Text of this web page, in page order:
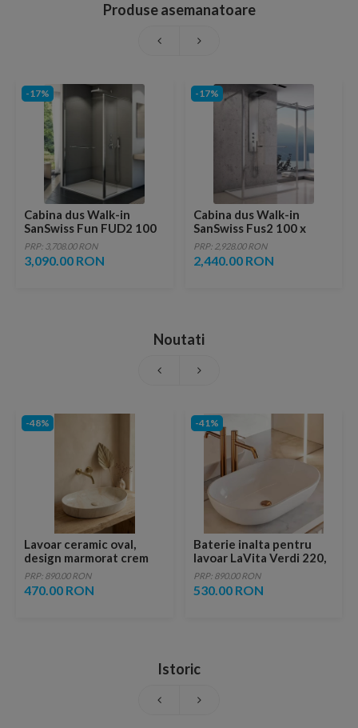
Produse asemanatoare
-17%
Cabina dus Walk-in
SanSwiss Fun FUD2 100
x 40 x H200 cm sticla
Durlux
PRP: 3,708.00 RON
3,090.00 RON
-17%
Cabina dus Walk-in
SanSwiss Fus2 100 x
H200 cm sticla
securizata
PRP: 2,928.00 RON
2,440.00 RON
Noutati
-48%
Lavoar ceramic oval,
design marmorat crem
lucios cu vene aurii,
ventil inclus
PRP: 890.00 RON
470.00 RON
-41%
Baterie inalta pentru
lavoar LaVita Verdi 220,
fara ventil, brushed
copper
PRP: 890.00 RON
530.00 RON
Istoric